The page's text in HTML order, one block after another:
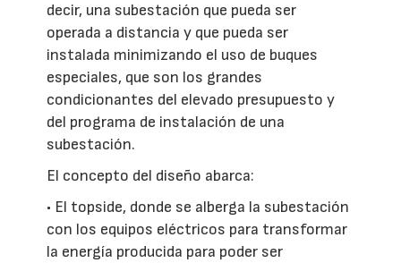
decir, una subestación que pueda ser
operada a distancia y que pueda ser
instalada minimizando el uso de buques
especiales, que son los grandes
condicionantes del elevado presupuesto y
del programa de instalación de una
subestación.
El concepto del diseño abarca:
• El topside, donde se alberga la subestación
con los equipos eléctricos para transformar
la energía producida para poder ser